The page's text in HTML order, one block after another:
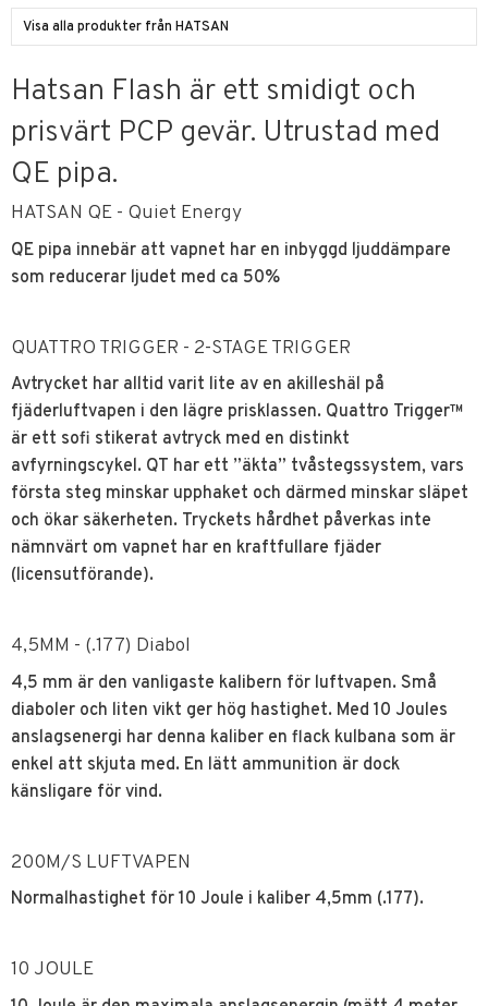
Visa alla produkter från HATSAN
Hatsan Flash är ett smidigt och
prisvärt PCP gevär. Utrustad med
QE pipa.
HATSAN QE - Quiet Energy
QE pipa innebär att vapnet har en inbyggd ljuddämpare
som reducerar ljudet med ca 50%
QUATTRO TRIGGER - 2-STAGE TRIGGER
Avtrycket har alltid varit lite av en akilleshäl på
fjäderluftvapen i den lägre prisklassen. Quattro Trigger™
är ett sofi stikerat avtryck med en distinkt
avfyrningscykel. QT har ett ”äkta” tvåstegssystem, vars
första steg minskar upphaket och därmed minskar släpet
och ökar säkerheten. Tryckets hårdhet påverkas inte
nämnvärt om vapnet har en kraftfullare fjäder
(licensutförande).
4,5MM - (.177) Diabol
4,5 mm är den vanligaste kalibern för luftvapen. Små
diaboler och liten vikt ger hög hastighet. Med 10 Joules
anslagsenergi har denna kaliber en flack kulbana som är
enkel att skjuta med. En lätt ammunition är dock
känsligare för vind.
200M/S LUFTVAPEN
Normalhastighet för 10 Joule i kaliber 4,5mm (.177).
10 JOULE